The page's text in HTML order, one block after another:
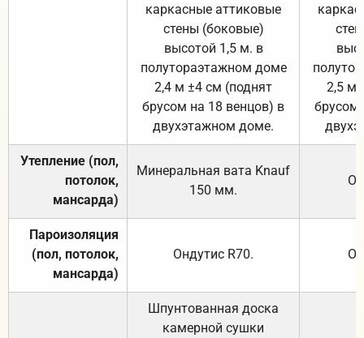
каркасные аттиковые
стены (боковые)
высотой 1,5 м. в
полутораэтажном доме
2,4 м ±4 см (поднят
брусом на 18 венцов) в
двухэтажном доме.
2,5 м
брусом
Утепление (пол,
потолок,
мансарда)
Минеральная вата Knauf
150 мм.
Пароизоляция
(пол, потолок,
мансарда)
Ондутис R70.
Шпунтованная доска
камерной сушки